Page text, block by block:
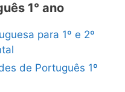
1° ano
para 1º e 2º
de Português 1º